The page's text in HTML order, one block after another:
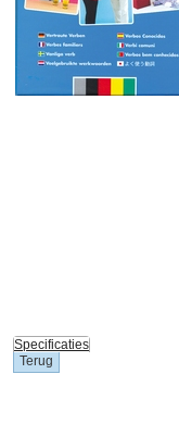
Specificaties